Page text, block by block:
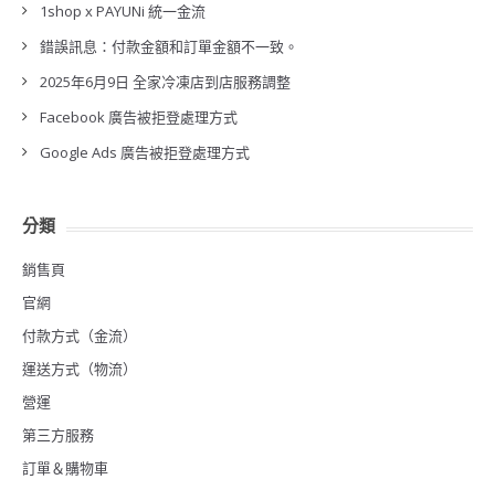
1shop x PAYUNi 統一金流
錯誤訊息：付款金額和訂單金額不一致。
2025年6月9日 全家冷凍店到店服務調整
Facebook 廣告被拒登處理方式
Google Ads 廣告被拒登處理方式
分類
銷售頁
官網
付款方式（金流）
運送方式（物流）
營運
第三方服務
訂單＆購物車